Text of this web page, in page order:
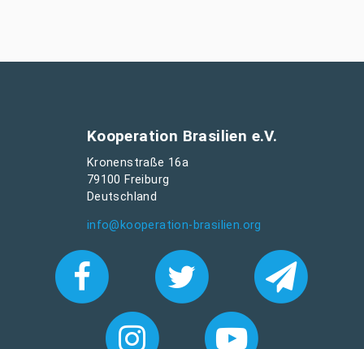
Kooperation Brasilien e.V.
Kronenstraße 16a
79100 Freiburg
Deutschland
info@kooperation-brasilien.org